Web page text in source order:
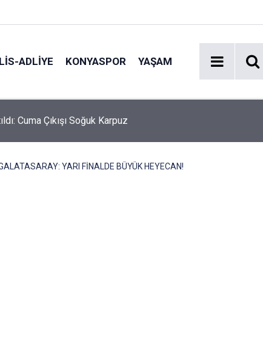
ADLİYE KONYASPOR YAŞAM
Oldu
YARI FİNALDE BÜYÜK HEYECAN!